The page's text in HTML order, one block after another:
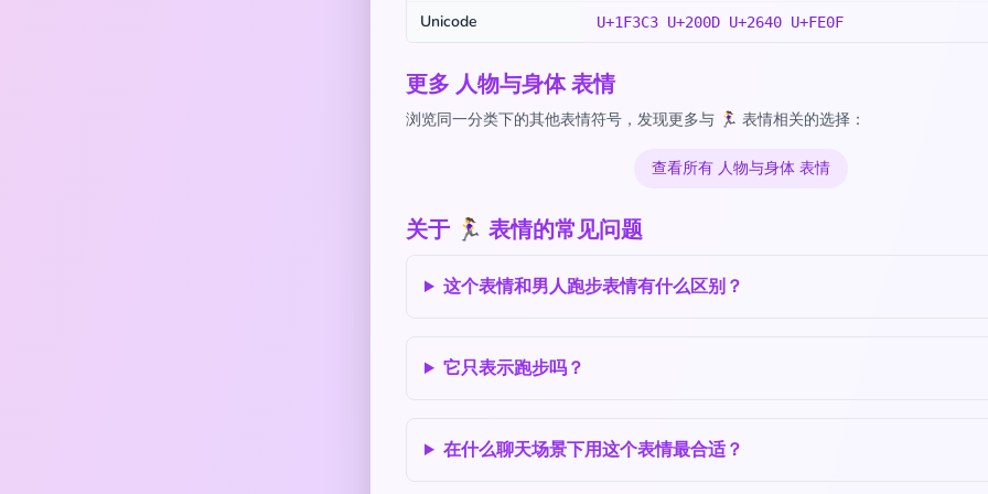
Unicode U+1F3C3 U+200D U+2640 U+FE0F
更多 人物与身体 表情
浏览同一分类下的其他表情符号，发现更多与 🏃‍♀️ 表情相关的选择：
查看所有 人物与身体 表情
关于 🏃‍♀️ 表情的常见问题
这个表情和男人跑步表情有什么区别？
它只表示跑步吗？
在什么聊天场景下用这个表情最合适？